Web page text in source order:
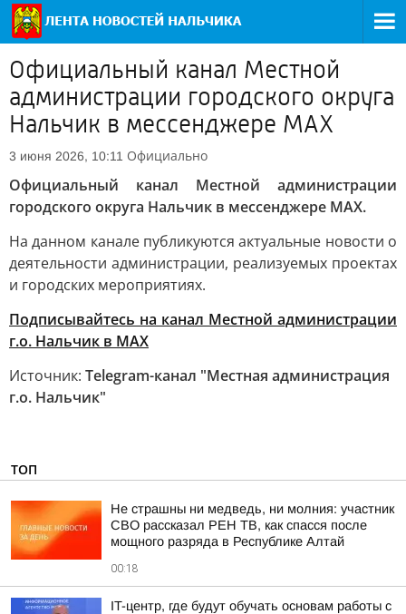
Официальный канал Местной
администрации городского округа
Нальчик в мессенджере MAX
3 июня 2026, 10:11 Официально
Официальный канал Местной администрации
городского округа Нальчик в мессенджере MAX.
На данном канале публикуются актуальные новости о
деятельности администрации, реализуемых проектах
и городских мероприятиях.
Подписывайтесь на канал Местной администрации
г.о. Нальчик в MAX
Источник: Telegram-канал "Местная администрация
г.о. Нальчик"
ТОП
Не страшны ни медведь, ни молния: участник
СВО рассказал РЕН ТВ, как спасся после
мощного разряда в Республике Алтай
00:18
IT-центр, где будут обучать основам работы с